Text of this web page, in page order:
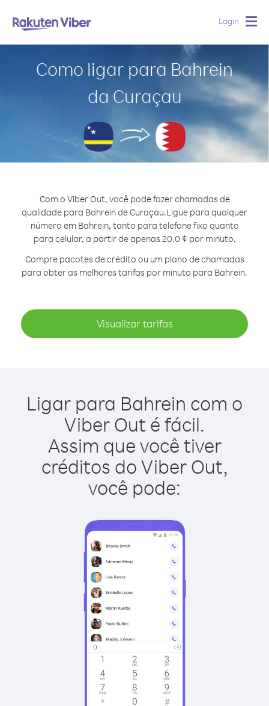
Login
Como ligar para Bahrein
da Curaçau
Com o Viber Out, você pode fazer chamadas de
qualidade para Bahrein de Curaçau.Ligue para qualquer
número em Bahrein, tanto para telefone fixo quanto
para celular, a partir de apenas 20.0 ¢ por minuto.
Compre pacotes de crédito ou um plano de chamadas
para obter as melhores tarifas por minuto para Bahrein.
Visualizar tarifas
Ligar para Bahrein com o
Viber Out é fácil.
Assim que você tiver
créditos do Viber Out,
você pode: